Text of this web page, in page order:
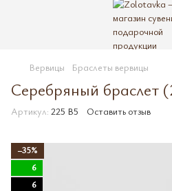
Вервицы Браслеты вервицы
Серебряный браслет
Артикул: 225 B5 Оставить отзыв
−35%
6
6